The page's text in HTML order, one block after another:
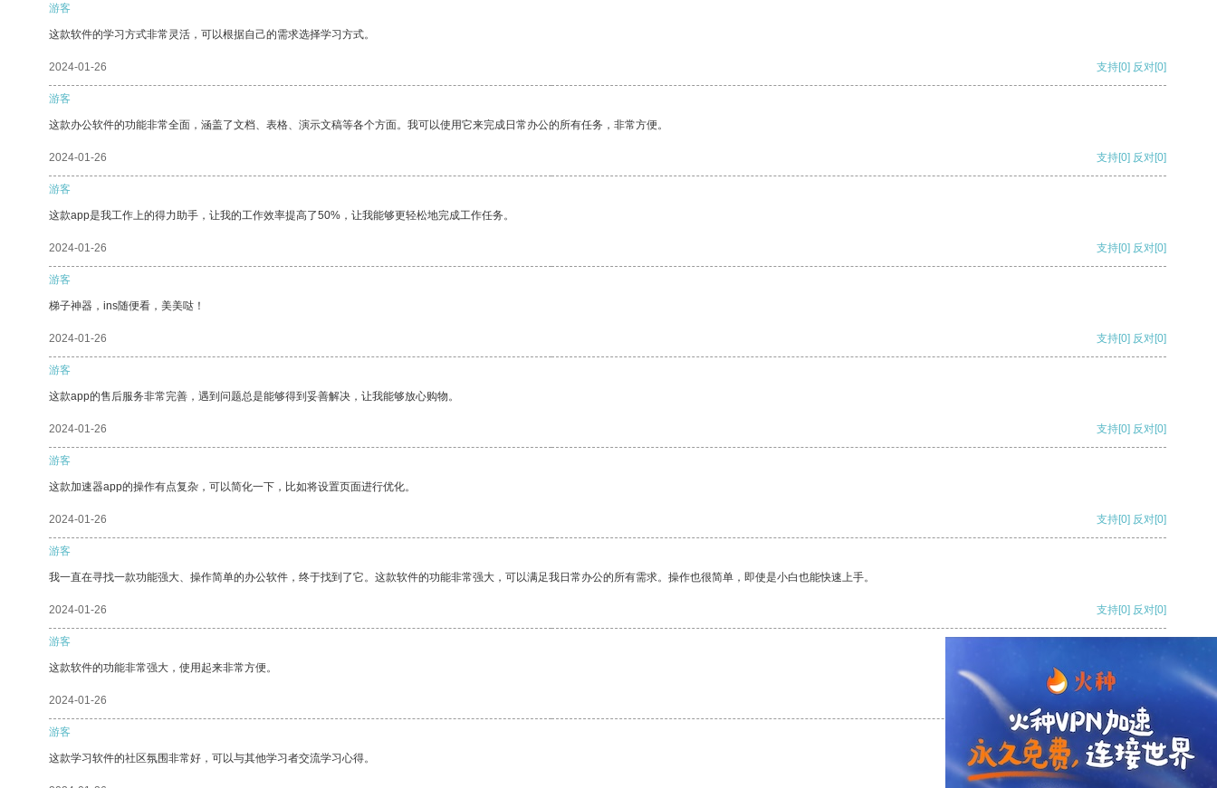
游客
这款软件的学习方式非常灵活，可以根据自己的需求选择学习方式。
2024-01-26 支持[0] 反对[0]
游客
这款办公软件的功能非常全面，涵盖了文档、表格、演示文稿等各个方面。我可以使用它来完成日常办公的所有任务，非常方便。
2024-01-26 支持[0] 反对[0]
游客
这款app是我工作上的得力助手，让我的工作效率提高了50%，让我能够更轻松地完成工作任务。
2024-01-26 支持[0] 反对[0]
游客
梯子神器，ins随便看，美美哒！
2024-01-26 支持[0] 反对[0]
游客
这款app的售后服务非常完善，遇到问题总是能够得到妥善解决，让我能够放心购物。
2024-01-26 支持[0] 反对[0]
游客
这款加速器app的操作有点复杂，可以简化一下，比如将设置页面进行优化。
2024-01-26 支持[0] 反对[0]
游客
我一直在寻找一款功能强大、操作简单的办公软件，终于找到了它。这款软件的功能非常强大，可以满足我日常办公的所有需求。操作也很简单，即使是小白也能快速上手。
2024-01-26 支持[0] 反对[0]
游客
这款软件的功能非常强大，使用起来非常方便。
2024-01-26
游客
这款学习软件的社区氛围非常好，可以与其他学习者交流学习心得。